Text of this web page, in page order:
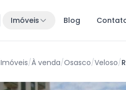
Imóveis Blog
Imóveis/À venda/Osasco/Veloso/